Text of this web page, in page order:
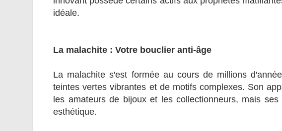
idéale.
La malachite : Votre bouclier anti-âge
La malachite s'est formée au cours de millions
teintes vertes vibrantes et de motifs complexes. Son
les amateurs de bijoux et les collectionneurs, mais
esthétique.